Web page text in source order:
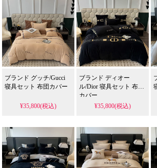
迅速かつ丁寧な対応でお客様の
す。
KMUZAKAをご利用いただくお
ファッション愛好家：高品質でコ
アイテムを求める方。
業者のお客様：優れた仕入れ先
ネスパートナー様。
アイテムをお探しの方。
KMUZAKAへのお問い合わせ
ブランド グッチ/Gucci
寝具セット 布団カバー
¥35,800(税込)
ブランド ディオー
ル/Dior 寝具セット 布団
カバー
¥35,800(税込)